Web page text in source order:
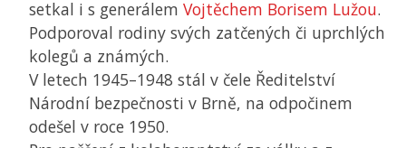
setkal i s generálem Vojtěchem Borisem Lužou.
Podporoval rodiny svých zatčených či uprchlých
kolegů a známých.
V letech 1945–1948 stál v čele Ředitelství
Národní bezpečnosti v Brně, na odpočinem
odešel v roce 1950.